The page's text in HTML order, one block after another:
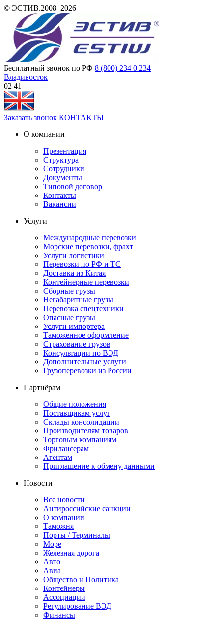
© ЭСТИВ.2008–2026
Бесплатный звонок по РФ 8 (800) 234 0 234
Владивосток
02 41
Заказать звонок КОНТАКТЫ
О компании
Презентация
Структура
Сотрудники
Документы
Типовой договор
Контакты
Вакансии
Услуги
Международные перевозки
Морские перевозки, фрахт
Услуги логистики
Перевозки по РФ и ТС
Доставка из Китая
Контейнерные перевозки
Сборные грузы
Негабаритные грузы
Перевозка спецтехники
Опасные грузы
Услуги импортера
Таможенное оформление
Страхование грузов
Консультации по ВЭД
Дополнительные услуги
Грузоперевозки из России
Партнёрам
Общие положения
Поставщикам услуг
Склады консолидации
Производителям товаров
Торговым компаниям
Фрилансерам
Агентам
Приглашение к обмену данными
Новости
Все новости
Антироссийские санкции
О компании
Таможня
Порты / Терминалы
Море
Железная дорога
Авто
Авиа
Общество и Политика
Контейнеры
Ассоциации
Регулирование ВЭД
Финансы